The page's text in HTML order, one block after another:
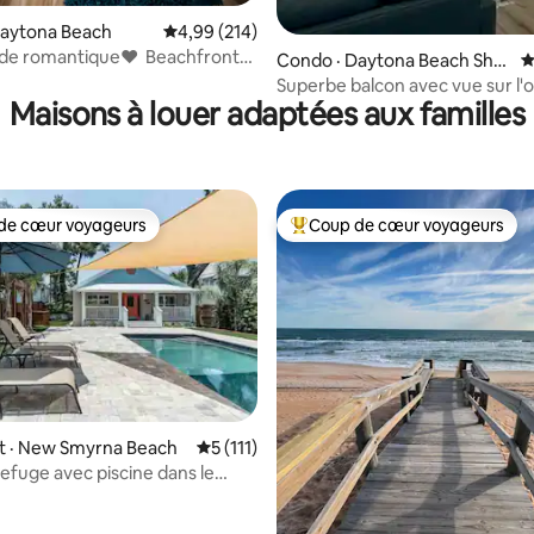
Beach Note moyenne de 4,99 sur 5, 214
4,99 (214)
romantique❤ ︎ Beachfront
Condo · Daytona Beach Shor
es
Superbe balcon avec vue sur
joyau Airbnb!
Maisons à louer adaptées aux familles
5, 277 commentaires
cœur voyageurs parmi les plus aimés
cœur voyageurs
New Smyrna Beach Note moyenne de 5 sur 5, 111
5 (111)
avec piscine dans le
Coup de cœur voyageurs
Coup de cœur voyageurs